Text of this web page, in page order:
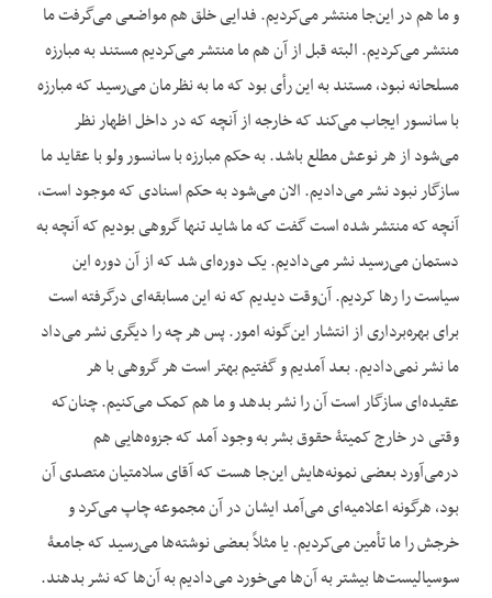
و ما هم در این‌جا منتشر می‌کردیم. فدایی خلق هم مواضعی می‌گرفت ما
منتشر می‌کردیم. البته قبل از آن هم ما منتشر می‌کردیم مستند به مبارزه
مسلحانه نبود، مستند به این رأی بود که ما به نظرمان می‌رسید که مبارزه
با سانسور ایجاب می‌کند که خارجه از آنچه که در داخل اظهار نظر
می‌شود از هر نوعش مطلع باشد. به حکم مبارزه با سانسور ولو با عقاید ما
سازگار نبود نشر می‌دادیم. الان می‌شود به حکم اسنادی که موجود است،
آنچه که منتشر شده است گفت که ما شاید تنها گروهی بودیم که آنچه به
دستمان می‌رسید نشر می‌دادیم. یک دوره‌ای شد که از آن دوره این
سیاست را رها کردیم. آن‌وقت دیدیم که نه این مسابقه‌ای درگرفته است
برای بهره‌برداری از انتشار این‌گونه امور. پس هر چه را دیگری نشر می‌داد
ما نشر نمی‌دادیم. بعد آمدیم و گفتیم بهتر است هر گروهی با هر
عقیده‌ای سازگار است آن را نشر بدهد و ما هم کمک می‌کنیم. چنان‌که
وقتی در خارج کمیتۀ حقوق بشر به وجود آمد که جزوه‌هایی هم
درمی‌آورد بعضی نمونه‌هایش این‌جا هست که آقای سلامتیان متصدی آن
بود، هرگونه اعلامیه‌ای می‌آمد ایشان در آن مجموعه چاپ می‌کرد و
خرجش را ما تأمین می‌کردیم. یا مثلاً بعضی نوشته‌ها می‌رسید که جامعۀ
سوسیالیست‌ها بیشتر به آن‌ها می‌خورد می‌دادیم به آن‌ها که نشر بدهند.